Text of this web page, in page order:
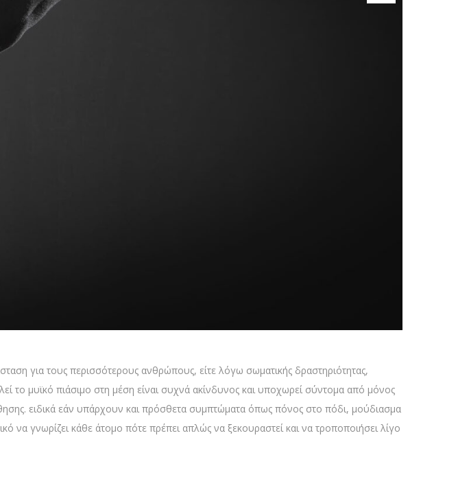
για τους περισσότερους ανθρώπους, είτε λόγω σωματικής δραστηριότητας,
μυϊκό πιάσιμο στη μέση είναι συχνά ακίνδυνος και υποχωρεί σύντομα από μόνος
ειδικά εάν υπάρχουν και πρόσθετα συμπτώματα όπως πόνος στο πόδι, μούδιασμα
να γνωρίζει κάθε άτομο πότε πρέπει απλώς να ξεκουραστεί και να τροποποιήσει λίγο